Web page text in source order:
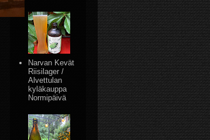
Narvan Kevät
Riisilager /
Alvettulan
kyläkauppa
Normipäivä